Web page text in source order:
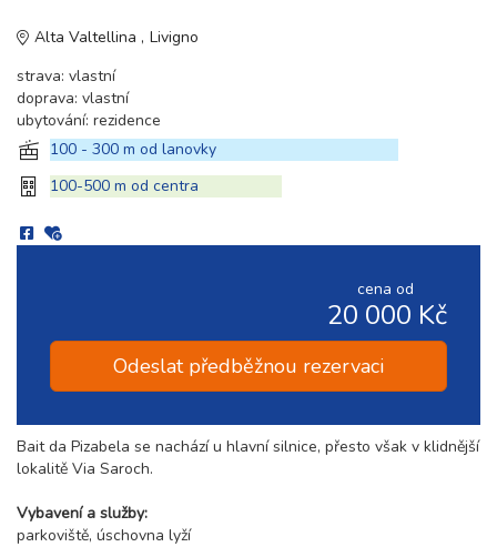
Alta Valtellina
Livigno
strava: vlastní
doprava: vlastní
ubytování: rezidence
100 - 300 m od lanovky
100-500 m od centra
cena od
20 000 Kč
Odeslat předběžnou rezervaci
Bait da Pizabela se nachází u hlavní silnice, přesto však v klidnější
lokalitě Via Saroch.
Vybavení a služby:
parkoviště, úschovna lyží